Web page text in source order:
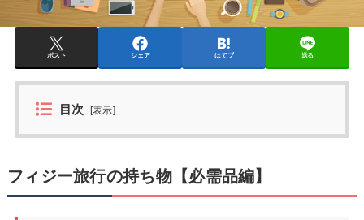
ポスト シェア はてブ 送る
目次 [表示]
フィジー旅行の持ち物【必需品編】